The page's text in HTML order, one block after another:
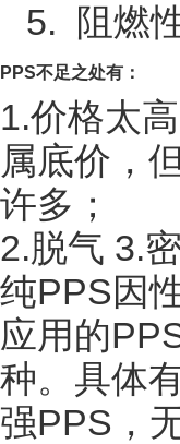
5. 阻燃
PPS不足之处有：
1.价格太
属底价，
许多；
2.脱气 3.
纯PPS因
应用的
种。具体
强PPS，